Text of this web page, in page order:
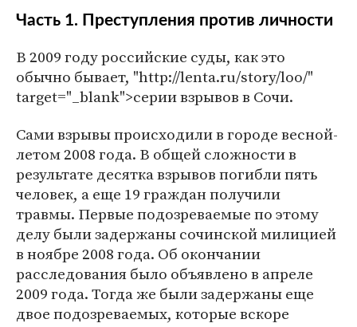
Часть 1. Преступления против личности
В 2009 году российские суды, как это
обычно бывает, "http://lenta.ru/story/loo/"
target="_blank">серии взрывов в Сочи.
Сами взрывы происходили в городе весной-
летом 2008 года. В общей сложности в
результате десятка взрывов погибли пять
человек, а еще 19 граждан получили
травмы. Первые подозреваемые по этому
делу были задержаны сочинской милицией
в ноябре 2008 года. Об окончании
расследования было объявлено в апреле
2009 года. Тогда же были задержаны еще
двое подозреваемых, которые вскоре